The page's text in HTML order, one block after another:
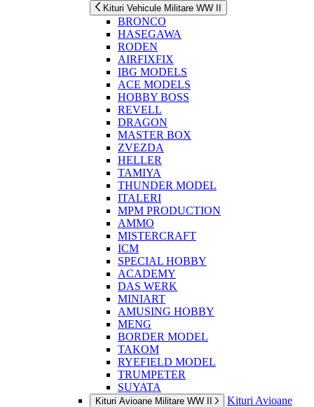
Kituri Vehicule Militare WW II
BRONCO
HASEGAWA
RODEN
AIRFIXFIX
IBG MODELS
ACE MODELS
HOBBY BOSS
REVELL
DRAGON
MASTER BOX
ZVEZDA
HELLER
TAMIYA
THUNDER MODEL
ITALERI
MPM PRODUCTION
AMMO
MISTERCRAFT
ICM
SPECIAL HOBBY
ACADEMY
DAS WERK
MINIART
AMUSING HOBBY
MENG
BORDER MODEL
TAKOM
RYEFIELD MODEL
TRUMPETER
SUYATA
Kituri Avioane Militare WW II
Kituri Avioane